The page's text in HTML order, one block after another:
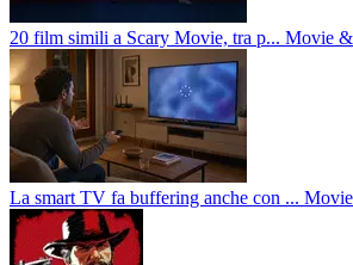
20 film simili a Scary Movie, tra p... Movie &
La smart TV fa buffering anche con ...